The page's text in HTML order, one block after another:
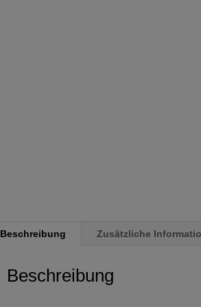
Beschreibung Zusätzliche
Beschreibung